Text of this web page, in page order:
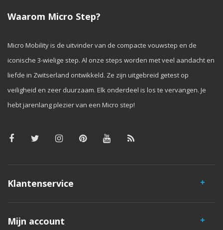
Waarom Micro Step?
Micro Mobility is de uitvinder van de compacte vouwstep en de
iconische 3-wielige step. Al onze steps worden met veel aandacht en
liefde in Zwitserland ontwikkeld. Ze zijn uitgebreid getest op
veiligheid en zeer duurzaam. Elk onderdeel is los te vervangen. Je
hebt jarenlang plezier van een Micro step!
Klantenservice
Mijn account